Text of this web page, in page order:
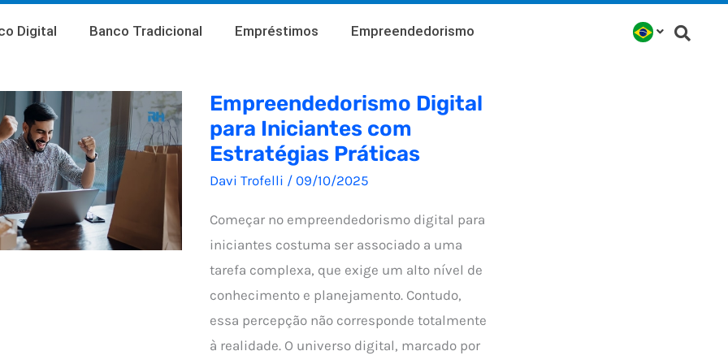
Digital Banco Tradicional Empréstimos Empreendedorismo
Empreendedorismo Digital
para Iniciantes com
Estratégias Práticas
Davi Trofelli / 09/10/2025
Começar no empreendedorismo digital para
iniciantes costuma ser associado a uma
tarefa complexa, que exige um alto nível de
conhecimento e planejamento. Contudo,
essa percepção não corresponde totalmente
à realidade. O universo digital, marcado por